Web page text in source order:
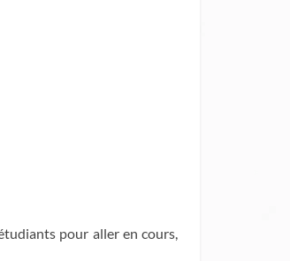
pour aller en cours,